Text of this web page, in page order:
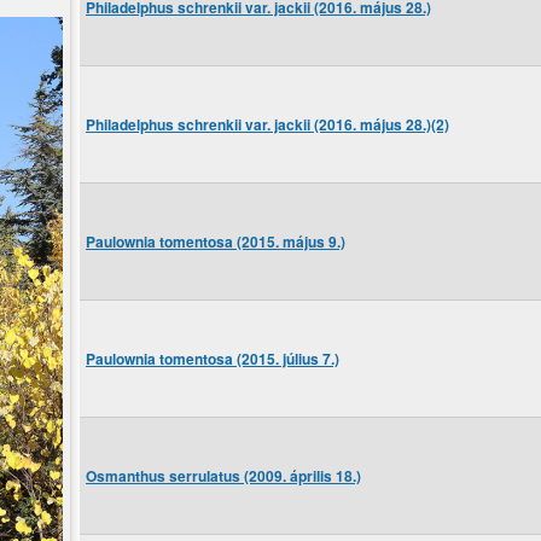
Philadelphus schrenkii var. jackii (2016. május 28.)
Philadelphus schrenkii var. jackii (2016. május 28.)(2)
Paulownia tomentosa (2015. május 9.)
Paulownia tomentosa (2015. július 7.)
Osmanthus serrulatus (2009. április 18.)